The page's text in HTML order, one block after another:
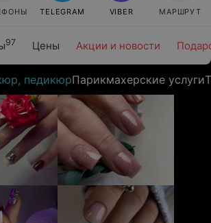
97 Цены Акции и новости
TELEGRAM VIBER МАРШРУТ
педикюрПарикмахерские услуги